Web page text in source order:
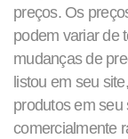
preços. Os
podem variar de
mudanças de
listou em seu
produtos em seu
comercialmente